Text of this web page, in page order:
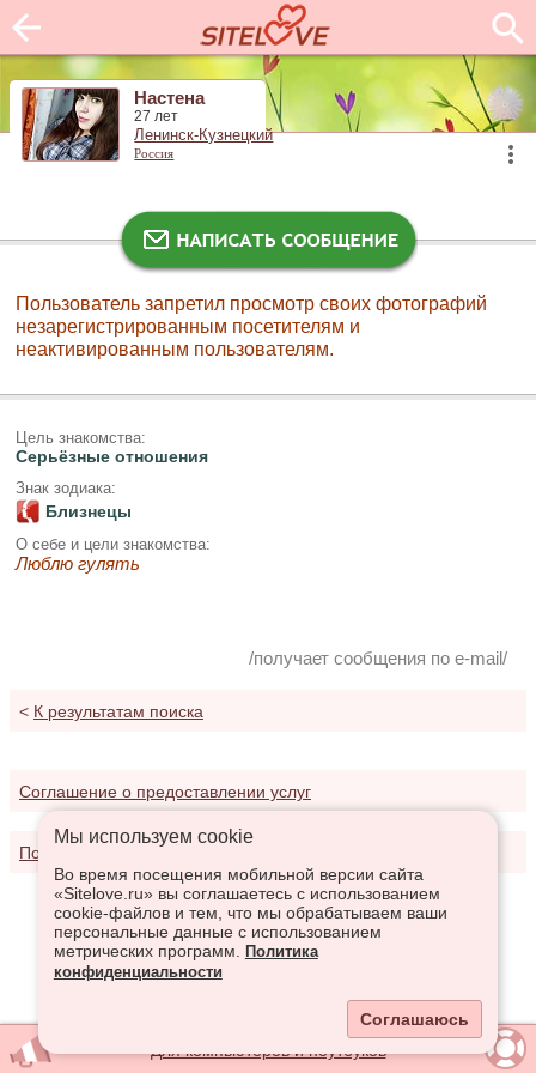
Настена
27 лет
Ленинск-Кузнецкий
Россия
Пользователь запретил просмотр своих фотографий
незарегистрированным посетителям и
неактивированным пользователям.
Цель знакомства:
Серьёзные отношения
Знак зодиака:
Близнецы
О себе и цели знакомства:
Люблю гулять
/получает сообщения по e-mail/
< К результатам поиска
Соглашение о предоставлении услуг
Политика конфиденциальности
Мы используем сookie
Во время посещения мобильной версии сайта
«Sitelove.ru» вы соглашаетесь с использованием
cookie-файлов и тем, что мы обрабатываем ваши
персональные данные с использованием
метрических программ.
Политика
конфиденциальности
Соглашаюсь
Для компьютеров и ноутбуков